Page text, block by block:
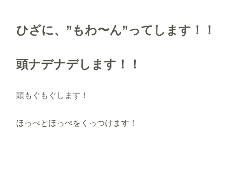
ひざに、”もわ〜ん”ってします！！
頭ナデナデします！！
頭もぐもぐします！
ほっぺとほっぺをくっつけます！